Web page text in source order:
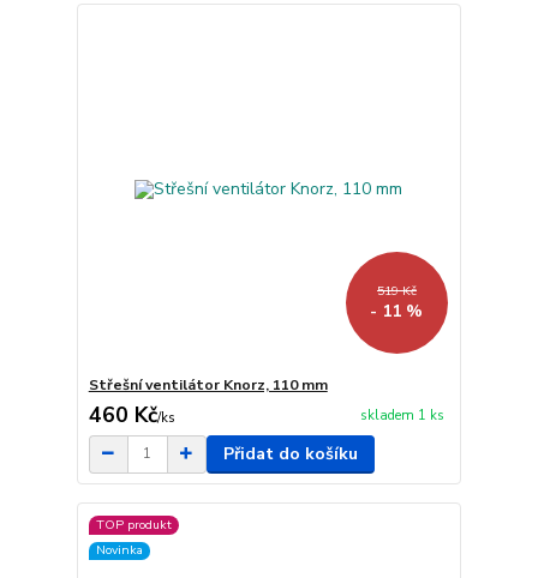
519 Kč
- 11 %
Střešní ventilátor Knorz, 110 mm
460 Kč/ks skladem 1 ks
Přidat do košíku
TOP produkt
Novinka